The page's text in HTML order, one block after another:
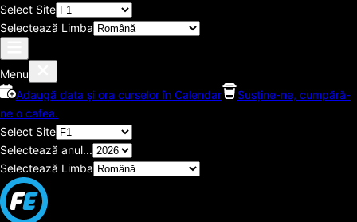
Select Site
Selectează Limba
Menu
Adaugă data și ora curselor în Calendar
Susține-ne, cumpără-
ne o cafea.
Select Site
Selectează anul...
Selectează Limba